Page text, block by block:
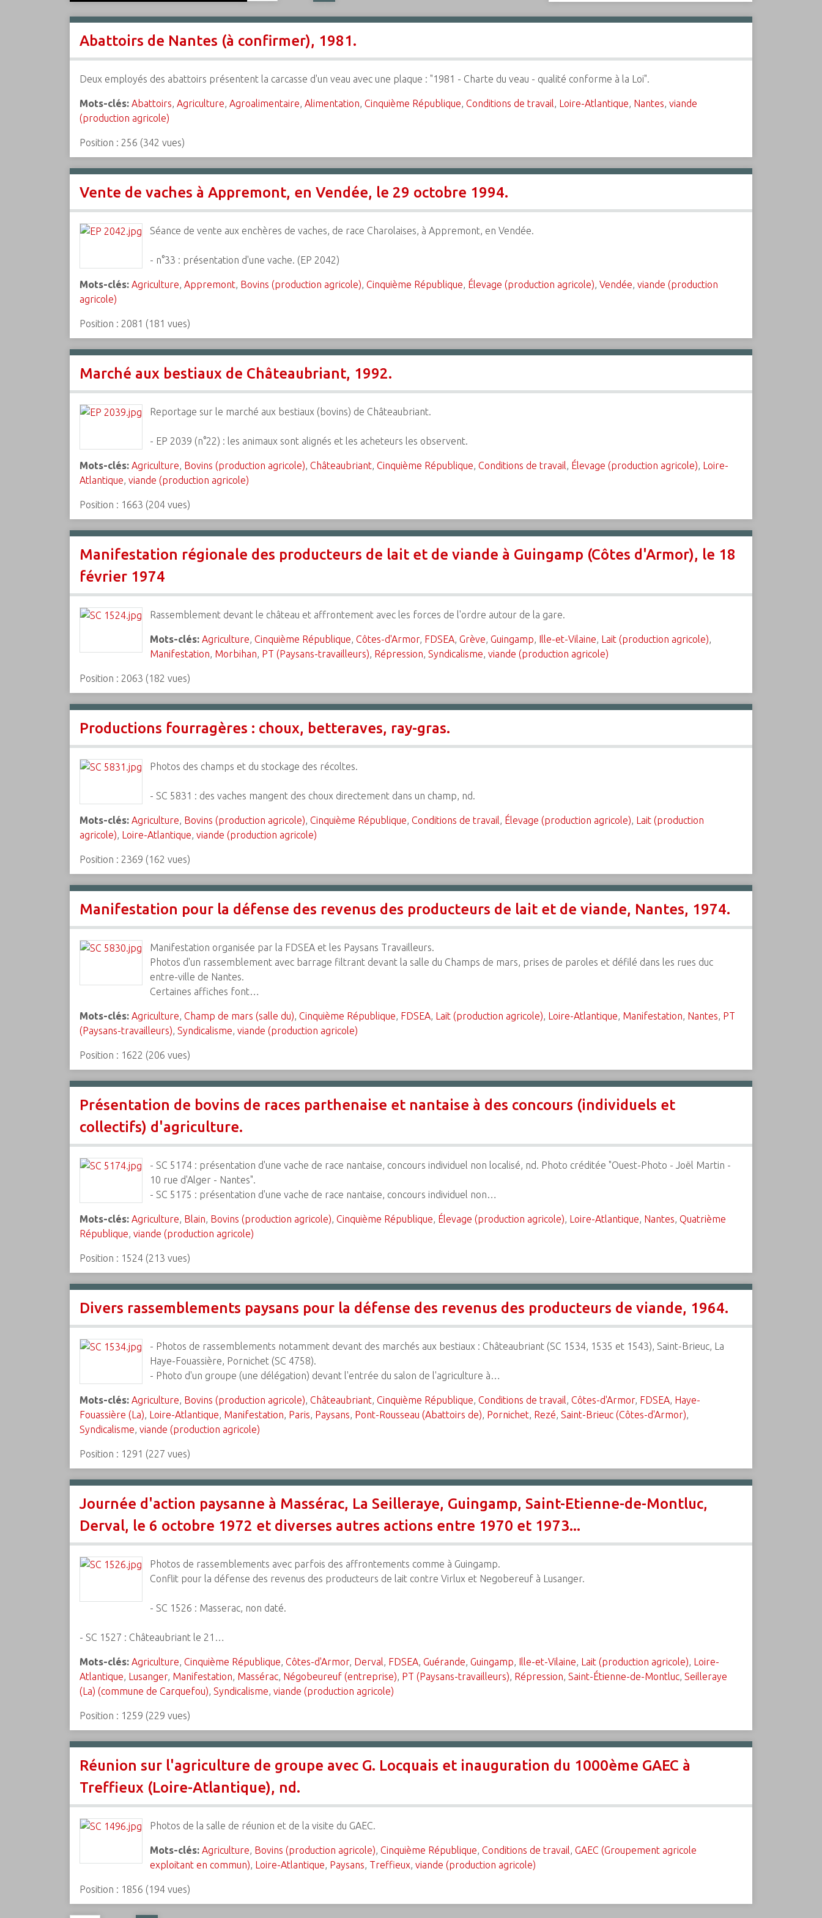
Abattoirs de Nantes (à confirmer), 1981.
Deux employés des abattoirs présentent la carcasse d'un veau avec une plaque : "1981 - Charte du veau - qualité conforme à la Loi".
Mots-clés: Abattoirs, Agriculture, Agroalimentaire, Alimentation, Cinquième République, Conditions de travail, Loire-Atlantique, Nantes, viande
(production agricole)
Position : 256 (342 vues)
Vente de vaches à Appremont, en Vendée, le 29 octobre 1994.
Séance de vente aux enchères de vaches, de race Charolaises, à Appremont, en Vendée.
- n°33 : présentation d'une vache. (EP 2042)
Mots-clés: Agriculture, Appremont, Bovins (production agricole), Cinquième République, Élevage (production agricole), Vendée, viande (production
agricole)
Position : 2081 (181 vues)
Marché aux bestiaux de Châteaubriant, 1992.
Reportage sur le marché aux bestiaux (bovins) de Châteaubriant.
- EP 2039 (n°22) : les animaux sont alignés et les acheteurs les observent.
Mots-clés: Agriculture, Bovins (production agricole), Châteaubriant, Cinquième République, Conditions de travail, Élevage (production agricole), Loire-
Atlantique, viande (production agricole)
Position : 1663 (204vues)
Manifestation régionale des producteurs de lait et de viande à Guingamp (Côtes d'Armor), le 18
février 1974
Rassemblement devant le château et affrontement avec les forces de l'ordre autour de la gare.
Mots-clés: Agriculture, Cinquième République, Côtes-d'Armor, FDSEA, Grève, Guingamp, Ille-et-Vilaine, Lait (production agricole),
Manifestation, Morbihan, PT (Paysans-travailleurs), Répression, Syndicalisme, viande (production agricole)
Position : 2063 (182 vues)
Productions fourragères : choux, betteraves, ray-gras.
Photos des champs et du stockage des récoltes.
- SC 5831 : des vaches mangent des choux directement dans un champ, nd.
Mots-clés: Agriculture, Bovins (production agricole), Cinquième République, Conditions de travail, Élevage (production agricole), Lait (production
agricole), Loire-Atlantique, viande (production agricole)
Position : 2369 (162 vues)
Manifestation pour la défense des revenus des producteurs de lait et de viande, Nantes, 1974.
Manifestation organisée par la FDSEA et les Paysans Travailleurs.
Photos d'un rassemblement avec barrage filtrant devant la salle du Champs de mars, prises de paroles et défilé dans les rues duc
entre-ville de Nantes.
Certaines affiches font…
Mots-clés: Agriculture, Champ de mars (salle du), Cinquième République, FDSEA, Lait (production agricole), Loire-Atlantique, Manifestation, Nantes, PT
(Paysans-travailleurs), Syndicalisme, viande (production agricole)
Position : 1622 (206 vues)
Présentation de bovins de races parthenaise et nantaise à des concours (individuels et
collectifs) d'agriculture.
- SC 5174 : présentation d'une vache de race nantaise, concours individuel non localisé, nd. Photo créditée "Ouest-Photo - Joël Martin -
10 rue d'Alger - Nantes".
- SC 5175 : présentation d'une vache de race nantaise, concours individuel non…
Mots-clés: Agriculture, Blain, Bovins (production agricole), Cinquième République, Élevage (production agricole), Loire-Atlantique, Nantes, Quatrième
République, viande (production agricole)
Position : 1524(213 vues)
Divers rassemblements paysans pour la défense des revenus des producteurs de viande, 1964.
- Photos de rassemblements notamment devant des marchés aux bestiaux : Châteaubriant (SC 1534, 1535 et 1543), Saint-Brieuc, La
Haye-Fouassière, Pornichet (SC 4758).
- Photo d'un groupe (une délégation) devant l'entrée du salon de l'agriculture à…
Mots-clés: Agriculture, Bovins (production agricole), Châteaubriant, Cinquième République, Conditions de travail, Côtes-d'Armor, FDSEA, Haye-
Fouassière (La), Loire-Atlantique, Manifestation, Paris, Paysans, Pont-Rousseau (Abattoirs de), Pornichet, Rezé, Saint-Brieuc (Côtes-d'Armor),
Syndicalisme, viande (production agricole)
Position : 1291 (227 vues)
Journée d'action paysanne à Massérac, La Seilleraye, Guingamp, Saint-Etienne-de-Montluc,
Derval, le 6 octobre 1972 et diverses autres actions entre 1970 et 1973...
Photos de rassemblements avec parfois des affrontements comme à Guingamp.
Conflit pour la défense des revenus des producteurs de lait contre Virlux et Negobereuf à Lusanger.
- SC 1526 : Masserac, non daté.
- SC 1527 : Châteaubriant le 21…
Mots-clés: Agriculture, Cinquième République, Côtes-d'Armor, Derval, FDSEA, Guérande, Guingamp, Ille-et-Vilaine, Lait (production agricole), Loire-
Atlantique, Lusanger, Manifestation, Massérac, Négobeureuf (entreprise), PT (Paysans-travailleurs), Répression, Saint-Étienne-de-Montluc, Seilleraye
(La) (commune de Carquefou), Syndicalisme, viande (production agricole)
Position : 1259 (229 vues)
Réunion sur l'agriculture de groupe avec G. Locquais et inauguration du 1000ème GAEC à
Treffieux (Loire-Atlantique), nd.
Photos de la salle de réunion et de la visite du GAEC.
Mots-clés: Agriculture, Bovins (production agricole), Cinquième République, Conditions de travail, GAEC (Groupement agricole
exploitant en commun), Loire-Atlantique, Paysans, Treffieux, viande (production agricole)
Position : 1856 (194vues)